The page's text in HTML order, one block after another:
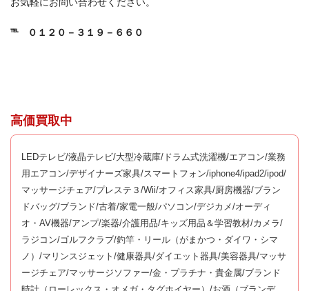
℡ ０１２０－３１９－６６０
高価買取中
LEDテレビ/液晶テレビ/大型冷蔵庫/ドラム式洗濯機/エアコン/業務
用エアコン/デザイナーズ家具/スマートフォン/iphone4/ipad2/ipod/
マッサージチェア/プレステ３/Wii/オフィス家具/厨房機器/ブラン
ドバッグ/ブランド/古着/家電一般/パソコン/デジカメ/オーディ
オ・AV機器/アンプ/楽器/介護用品/キッズ用品＆学習教材/カメラ/
ラジコン/ゴルフクラブ/釣竿・リール（がまかつ・ダイワ・シマ
ノ）/マリンスジェット/健康器具/ダイエット器具/美容器具/マッサ
ージチェア/マッサージソファー/金・プラチナ・貴金属/ブランド